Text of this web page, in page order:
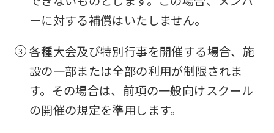
ーに対する補償はいたしません。
各種大会及び特別行事を開催する場合、施
設の一部または全部の利用が制限されま
す。その場合は、前項の一般向けスクール
の開催の規定を準用します。